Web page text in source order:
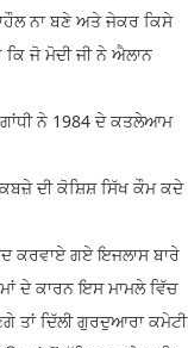
ਨਾ ਬਣੇ ਅਤੇ ਜੇਕਰ ਕਿਸੇ
ਜੋ ਮੋਦੀ ਜੀ ਨੇ ਐਲਾਨ
ਗਾਂਧੀ ਨੇ 1984 ਦੇ ਕਤਲੇਆਮ
ਦੀ ਕੋਸ਼ਿਸ਼ ਸਿੱਖ ਕੌਮ ਕਦੇ
ਕਰਵਾਏ ਗਏ ਇਜਲਾਸ ਬਾਰੇ
ਦੇ ਕਾਰਨ ਇਸ ਮਾਮਲੇ ਵਿੱਚ
ਤਾਂ ਦਿੱਲੀ ਗੁਰਦੁਆਰਾ ਕਮੇਟੀ